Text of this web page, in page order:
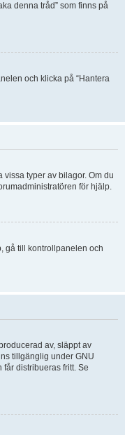
denna tråd” som finns på
och klicka på “Hantera
typer av bilagor. Om du
för hjälp.
gå till kontrollpanelen och
av, släppt av
tillgänglig under GNU
distribueras fritt. Se